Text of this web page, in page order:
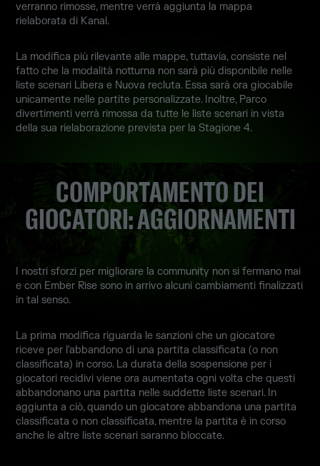
verranno rimosse, mentre verrà aggiunta la mappa
rielaborata di Kanal.
La modifica più rilevante alle mappe, tuttavia, consiste nel
fatto che la modalità notturna non sarà più disponibile nelle
liste scenari Libera e Nuova recluta. Essa sarà ora giocabile
unicamente nelle partite personalizzate. Inoltre, Parco
divertimenti verrà rimossa da tutte le liste scenari in vista
della sua rielaborazione prevista per la Stagione 4.
COMPORTAMENTO DEI
GIOCATORI: AGGIORNAMENTI
I nostri sforzi per migliorare la community non si fermano mai
e con Ember Rise sono in arrivo alcuni cambiamenti finalizzati
in tal senso.
La prima modifica riguarda le sanzioni che un giocatore
riceve per l'abbandono di una partita classificata (o non
classificata) in corso. La durata della sospensione per i
giocatori recidivi viene ora aumentata ogni volta che questi
abbandonano una partita nelle suddette liste scenari. In
aggiunta a ciò, quando un giocatore abbandona una partita
classificata o non classificata, mentre la partita è in corso
anche le altre liste scenari saranno bloccate.